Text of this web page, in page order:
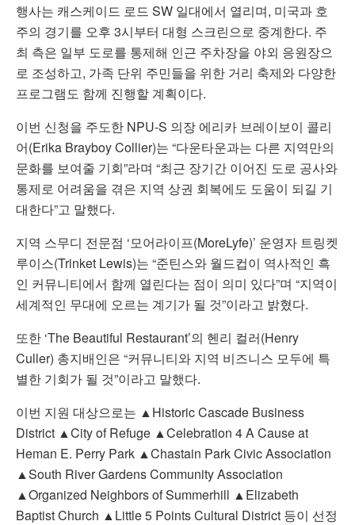
행사는 캐스케이드 로드 SW 일대에서 열리며, 미국과 호
주의 경기를 오후 3시부터 대형 스크린으로 중계한다. 주
최 측은 일부 도로를 통제해 인근 주차장을 야외 응원장으
로 조성하고, 가족 단위 주민들을 위한 거리 축제와 다양한
프로그램도 함께 진행할 계획이다.
이번 신청을 주도한 NPU-S 의장 에리카 브레이보이 콜리
어(Erika Brayboy Collier)는 “다운타운과는 다른 지역만의
문화를 보여줄 기회”라며 “최근 장기간 이어진 도로 공사와
통제로 어려움을 겪은 지역 상권 회복에도 도움이 되길 기
대한다”고 말했다.
지역 스무디 전문점 ‘모어라이프(MoreLyfe)’ 운영자 트링켓
루이스(Trinket Lewis)는 “준틴스와 월드컵이 역사적인 흑
인 커뮤니티에서 함께 열린다는 점이 의미 있다”며 “지역이
세계적인 무대에 오르는 계기가 될 것”이라고 밝혔다.
또한 ‘The Beautiful Restaurant’의 헨리 컬러(Henry
Culler) 총지배인은 “커뮤니티와 지역 비즈니스 모두에 특
별한 기회가 될 것”이라고 말했다.
이번 지원 대상으로는 ▲Historic Cascade Business
District ▲City of Refuge ▲Celebration 4 A Cause at
Heman E. Perry Park ▲Chastain Park Civic Association
▲South River Gardens Community Association
▲Organized Neighbors of Summerhill ▲Elizabeth
Baptist Church ▲Little 5 Points Cultural District 등이 선정